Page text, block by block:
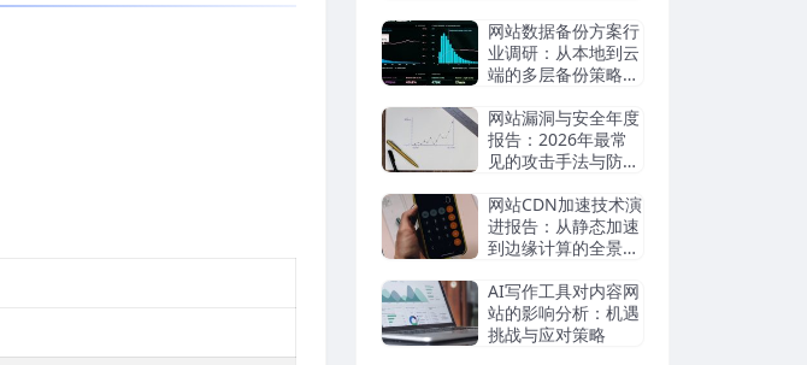
网站数据备份方案行
业调研：从本地到云
端的多层备份策略评
网站漏洞与安全年度
报告：2026年最常
见的攻击手法与防御
网站CDN加速技术演
进报告：从静态加速
到边缘计算的全景分
AI写作工具对内容网
站的影响分析：机遇
挑战与应对策略